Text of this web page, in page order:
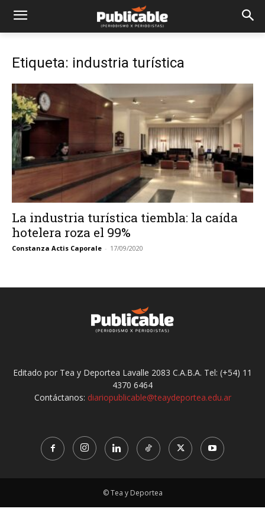
Etiqueta: industria turística
La industria turística tiembla: la caída
hotelera roza el 99%
Constanza Actis Caporale - 17/09/2020
Editado por Tea y Deportea Lavalle 2083 C.A.B.A. Tel: (+54) 11
4370 6464
Contáctanos: diariopublicable@teaydeportea.edu.ar
© Tea y Deportea